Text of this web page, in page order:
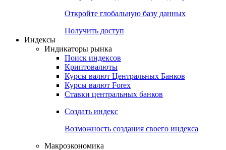
Откройте глобальную базу данных
Получить доступ
Индексы
Индикаторы рынка
Поиск индексов
Криптовалюты
Курсы валют Центральных Банков
Курсы валют Forex
Ставки центральных банков
Создать индекс
Возможность создания своего индекса
Макроэкономика